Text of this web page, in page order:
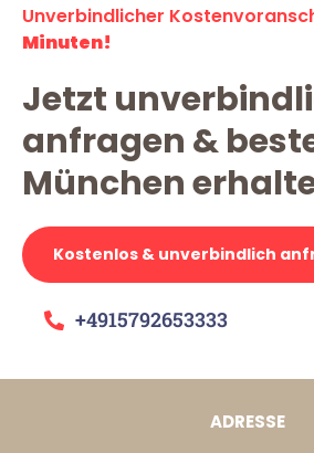
Unverbindlicher
Minuten!
Jetzt
anfragen &
München
Kostenlos & unverbindlich
+4915792653333
ADRESSE